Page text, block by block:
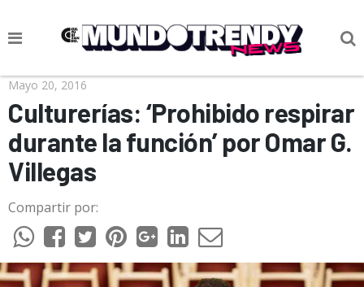
NOTICIAS
CULTURA POP
CIENCIA Y TECNOLOGÍA
VIDA
SOCIEDAD
CULTURIZANDO.COM
Mayo 20, 2016
Culturerías: ‘Prohibido respirar
durante la función’ por Omar G.
Villegas
Compartir por: